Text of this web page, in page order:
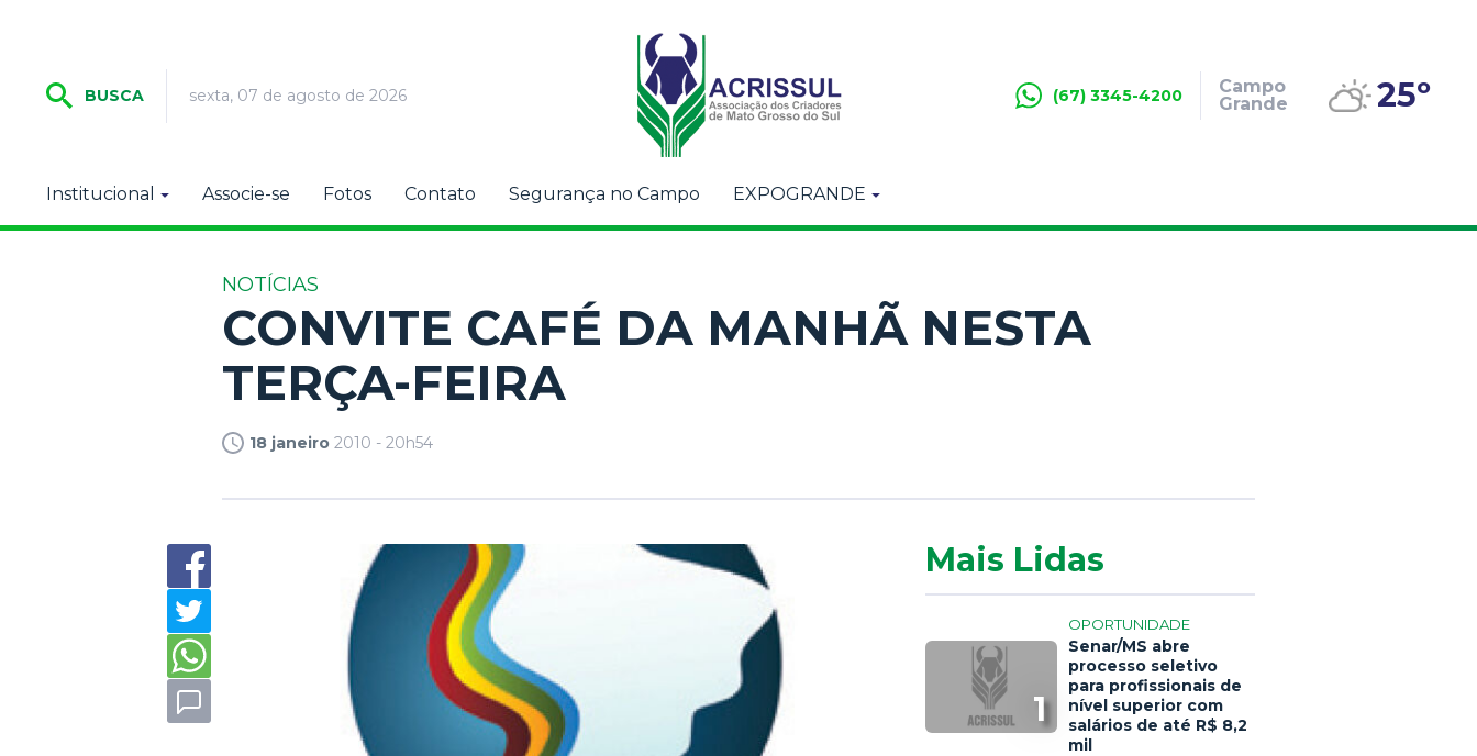
BUSCA sexta, 07 de agosto de 2026 (67) 3345-4200
Campo
Grande
25º
Institucional Associe-se Fotos Contato Segurança no Campo EXPOGRANDE
NOTÍCIAS
CONVITE CAFÉ DA MANHÃ NESTA
TERÇA-FEIRA
18 janeiro 2010 - 20h54
Mais Lidas
1
OPORTUNIDADE
Senar/MS abre
processo seletivo
para profissionais de
nível superior com
salários de até R$ 8,2
mil